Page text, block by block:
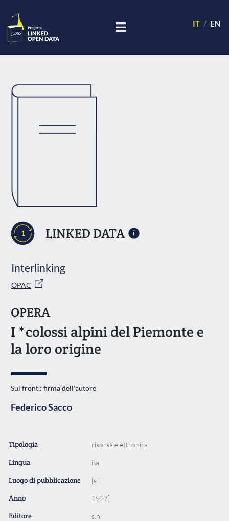
IT EN
1 LINKED DATA
Interlinking
OPAC
OPERA
I *colossi alpini del Piemonte e
la loro origine
Sul front.: firma dell'autore
Federico Sacco
Tipologia risorsa elettronica
Lingua ita
Luogo di pubblicazione [s.l.
Anno 1927]
Editore s.n.